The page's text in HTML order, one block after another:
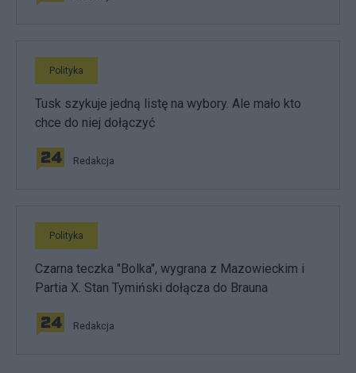
Polityka
Tusk szykuje jedną listę na wybory. Ale mało kto
chce do niej dołączyć
Redakcja
Polityka
Czarna teczka "Bolka", wygrana z Mazowieckim i
Partia X. Stan Tymiński dołącza do Brauna
Redakcja